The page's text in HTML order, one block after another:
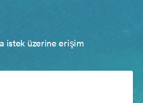
istek üzerine erişim